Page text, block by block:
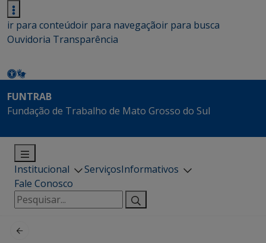
ir para conteúdoir para navegaçãoir para busca
Ouvidoria Transparência
FUNTRAB
Fundação de Trabalho de Mato Grosso do Sul
Institucional ServiçosInformativos
Fale Conosco
Pesquisar
por: